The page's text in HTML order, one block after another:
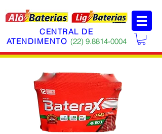
CENTRAL DE
ATENDIMENTO (22) 9.8814-0004